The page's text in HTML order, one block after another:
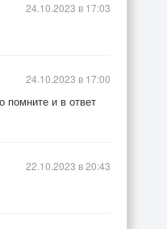
24.10.2023 в 17:03
помните и в ответ
24.10.2023 в 17:00
22.10.2023 в 20:43